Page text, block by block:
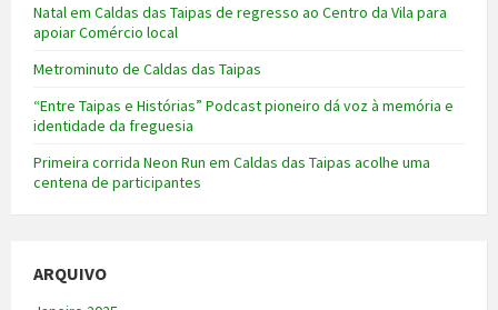
Natal em Caldas das Taipas de regresso ao Centro da Vila para
apoiar Comércio local
Metrominuto de Caldas das Taipas
“Entre Taipas e Histórias” Podcast pioneiro dá voz à memória e
identidade da freguesia
Primeira corrida Neon Run em Caldas das Taipas acolhe uma
centena de participantes
ARQUIVO